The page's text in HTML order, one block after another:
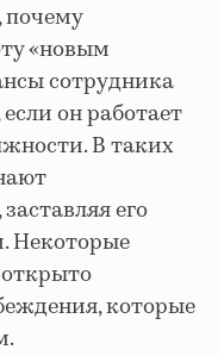
почему
«новым
сотрудника
он работает
В таких
его
Некоторые
которые